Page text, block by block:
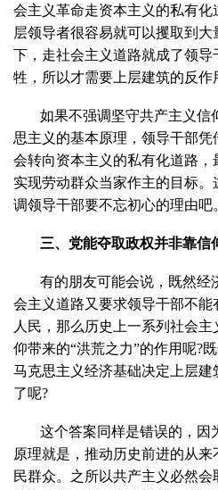
会主义革命走资本主义的私有
层领导者很容易就可以攫取到
下，走社会主义道路就成了领
牲，所以才需要上层建筑的反
如果不强调坚守共产主义信
思主义的基本原理，领导干部
会转向资本主义的私有化道路
实现劳动群众当家作主的目标
调领导干部要不忘初心的理由吧
三、党能夺取政权并非靠信
有的朋友可能会说，既然经
会主义道路又要求领导干部不
人民，那么历史上一系列社会
仰带来的“洪荒之力”的作用呢?
马克思主义经济基础决定上层
了呢?
这个答案同样是错误的，因
原理就是，推动历史前进的从来
民群众。之所以共产主义必然